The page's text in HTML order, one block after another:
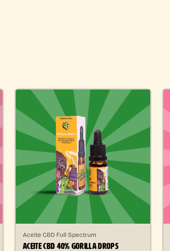
Aceite CBD Full Spectrum
ACEITE CBD 40% GORILLA DROPS